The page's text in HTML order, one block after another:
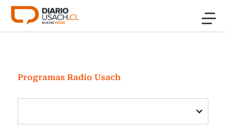
Click acá para ir directamente al contenido
Investigación
Cultura
Programas Radio y TV Usach
Programas Radio Usach